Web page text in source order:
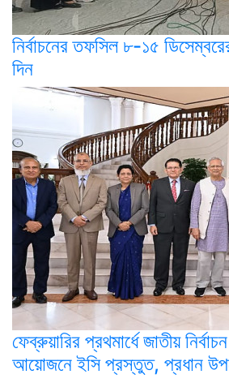
নির্বাচনের তফসিল ৮-১৫
দিন
ফেব্রুয়ারির প্রথমার্ধে জাতীয়
আয়োজনে ইসি প্রস্তুত, প্রধান